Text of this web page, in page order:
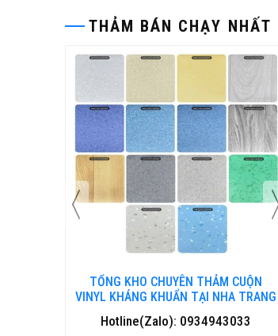
THẢM BÁN CHẠY NHẤT
TỔNG KHO CHUYÊN THẢM CUỘN
VINYL KHÁNG KHUẨN TẠI NHA TRANG
Hotline(Zalo): 0934943033